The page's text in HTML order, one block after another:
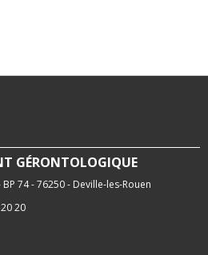
GÉRONTOLOGIQUE
74 - 76250 - Deville-les-Rouen
20